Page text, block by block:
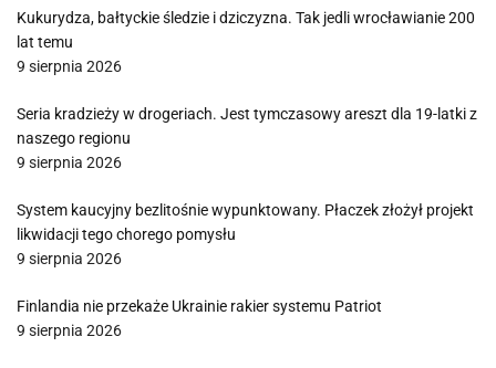
Kukurydza, bałtyckie śledzie i dziczyzna. Tak jedli wrocławianie 200
lat temu
9 sierpnia 2026
Seria kradzieży w drogeriach. Jest tymczasowy areszt dla 19-latki z
naszego regionu
9 sierpnia 2026
System kaucyjny bezlitośnie wypunktowany. Płaczek złożył projekt
likwidacji tego chorego pomysłu
9 sierpnia 2026
Finlandia nie przekaże Ukrainie rakier systemu Patriot
9 sierpnia 2026